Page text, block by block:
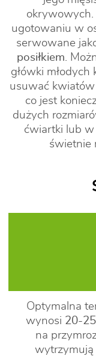
okrywowych.
ugotowaniu w
serwowane
posiłkiem.
główki
usuwać
co jest
dużych
ćwiartki lub w
świetnie
Optymalna
wynosi 20-
na
wytrzymują